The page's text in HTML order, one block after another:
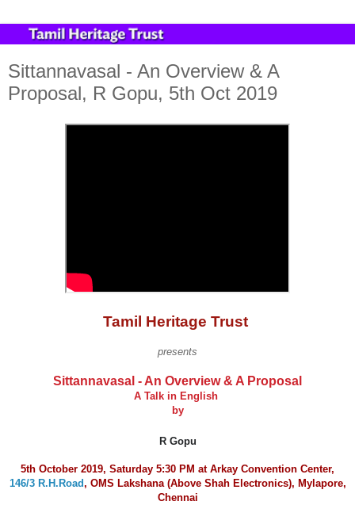
Sittannavasal - An Overview & A
Proposal, R Gopu, 5th Oct 2019
Tamil Heritage Trust
presents
Sittannavasal - An Overview & A Proposal
A Talk in English
by
R Gopu
5th October 2019, Saturday 5:30 PM at Arkay Convention Center,
146/3 R.H.Road, OMS Lakshana (Above Shah Electronics), Mylapore,
Chennai